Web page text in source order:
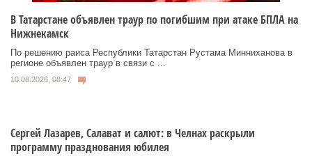
В Татарстане объявлен траур по погибшим при атаке БПЛА на
Нижнекамск
По решению раиса Республики Татарстан Рустама Минниханова в
регионе объявлен траур в связи с ...
10.08.2026, 08:47
Сергей Лазарев, Салават и салют: в Челнах раскрыли
программу празднования юбилея